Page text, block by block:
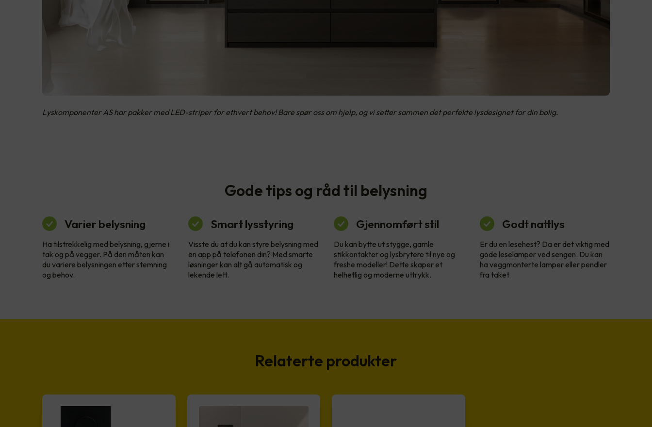
Lyskomponenter AS har pakker med LED-striper for ethvert behov! Bare spør oss om hjelp, og vi setter sammen det perfekte lysdesignet for din bolig.
Gode tips og råd til belysning
Varier belysning
Ha tilstrekkelig med belysning, gjerne i
tak og på vegger. På den måten kan
du variere belysningen etter stemning
og behov.
Smart lysstyring
Visste du at du kan styre belysning med
en app på telefonen din? Med smarte
løsninger kan alt gå automatisk og
lekende lett.
Gjennomført stil
Du kan bytte ut stygge, gamle
stikkontakter og lysbrytere til nye og
freshe modeller! Dette skaper et
helhetlig og moderne uttrykk.
Godt nattlys
Er du en lesehest? Da er det viktig med
gode leselamper ved sengen. Du kan
ha veggmonterte lamper eller pendler
fra taket.
Relaterte produkter